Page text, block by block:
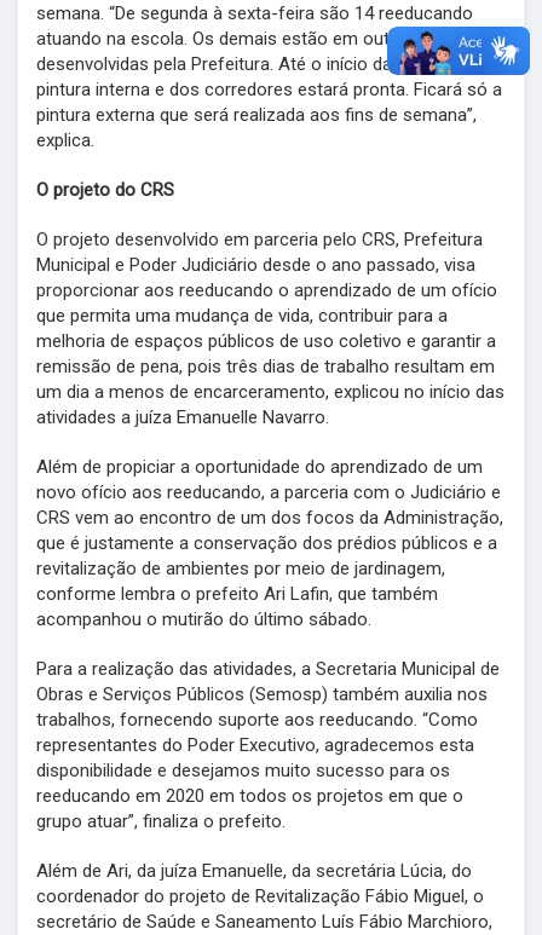
semana. “De segunda à sexta-feira são 14 reeducando
atuando na escola. Os demais estão em outras atividades
desenvolvidas pela Prefeitura. Até o início das aulas toda a
pintura interna e dos corredores estará pronta. Ficará só a
pintura externa que será realizada aos fins de semana”,
explica.
O projeto do CRS
O projeto desenvolvido em parceria pelo CRS, Prefeitura
Municipal e Poder Judiciário desde o ano passado, visa
proporcionar aos reeducando o aprendizado de um ofício
que permita uma mudança de vida, contribuir para a
melhoria de espaços públicos de uso coletivo e garantir a
remissão de pena, pois três dias de trabalho resultam em
um dia a menos de encarceramento, explicou no início das
atividades a juíza Emanuelle Navarro.
Além de propiciar a oportunidade do aprendizado de um
novo ofício aos reeducando, a parceria com o Judiciário e
CRS vem ao encontro de um dos focos da Administração,
que é justamente a conservação dos prédios públicos e a
revitalização de ambientes por meio de jardinagem,
conforme lembra o prefeito Ari Lafin, que também
acompanhou o mutirão do último sábado.
Para a realização das atividades, a Secretaria Municipal de
Obras e Serviços Públicos (Semosp) também auxilia nos
trabalhos, fornecendo suporte aos reeducando. “Como
representantes do Poder Executivo, agradecemos esta
disponibilidade e desejamos muito sucesso para os
reeducando em 2020 em todos os projetos em que o
grupo atuar”, finaliza o prefeito.
Além de Ari, da juíza Emanuelle, da secretária Lúcia, do
coordenador do projeto de Revitalização Fábio Miguel, o
secretário de Saúde e Saneamento Luís Fábio Marchioro,